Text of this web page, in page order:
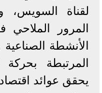
لقناة السويس،
المرور
الأنشطة
المرتبطة بحركة
يحقق عوائد